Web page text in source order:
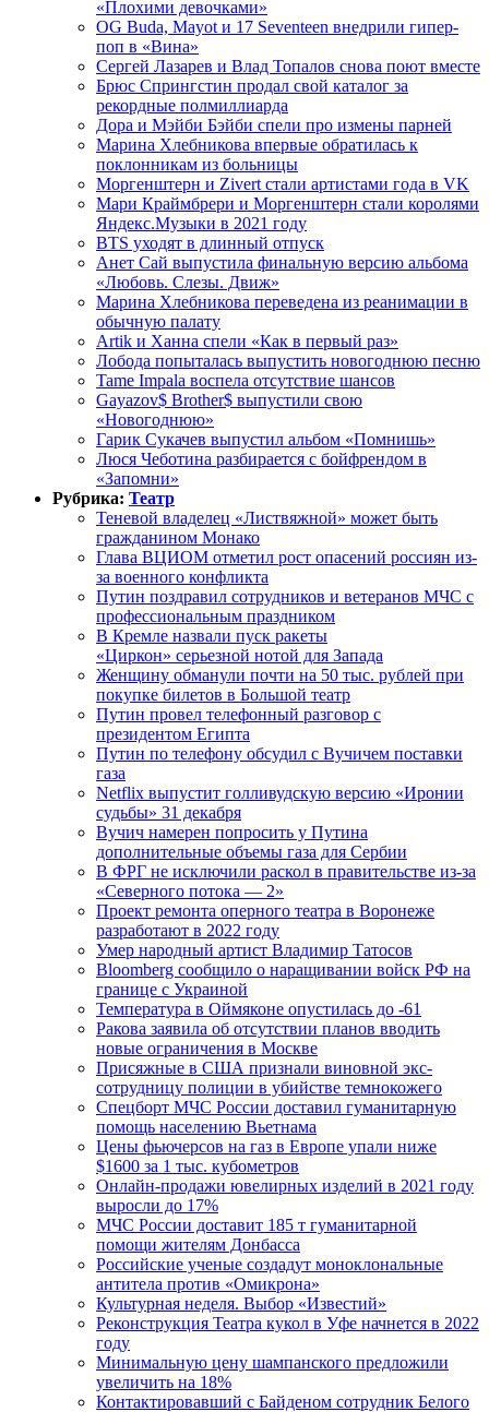
«Плохими девочками»
OG Buda, Mayot и 17 Seventeen внедрили гипер-
поп в «Вина»
Сергей Лазарев и Влад Топалов снова поют вместе
Брюс Спрингстин продал свой каталог за
рекордные полмиллиарда
Дора и Мэйби Бэйби спели про измены парней
Марина Хлебникова впервые обратилась к
поклонникам из больницы
Моргенштерн и Zivert стали артистами года в VK
Мари Краймбрери и Моргенштерн стали королями
Яндекс.Музыки в 2021 году
BTS уходят в длинный отпуск
Анет Сай выпустила финальную версию альбома
«Любовь. Слезы. Движ»
Марина Хлебникова переведена из реанимации в
обычную палату
Artik и Ханна спели «Как в первый раз»
Лобода попыталась выпустить новогоднюю песню
Tame Impala воспела отсутствие шансов
Gayazov$ Brother$ выпустили свою
«Новогоднюю»
Гарик Сукачев выпустил альбом «Помнишь»
Люся Чеботина разбирается с бойфрендом в
«Запомни»
Рубрика: Театр
Теневой владелец «Листвяжной» может быть
гражданином Монако
Глава ВЦИОМ отметил рост опасений россиян из-
за военного конфликта
Путин поздравил сотрудников и ветеранов МЧС с
профессиональным праздником
В Кремле назвали пуск ракеты
«Циркон» серьезной нотой для Запада
Женщину обманули почти на 50 тыс. рублей при
покупке билетов в Большой театр
Путин провел телефонный разговор с
президентом Египта
Путин по телефону обсудил с Вучичем поставки
газа
Netflix выпустит голливудскую версию «Иронии
судьбы» 31 декабря
Вучич намерен попросить у Путина
дополнительные объемы газа для Сербии
В ФРГ не исключили раскол в правительстве из-за
«Северного потока — 2»
Проект ремонта оперного театра в Воронеже
разработают в 2022 году
Умер народный артист Владимир Татосов
Bloomberg сообщило о наращивании войск РФ на
границе с Украиной
Температура в Оймяконе опустилась до -61
Ракова заявила об отсутствии планов вводить
новые ограничения в Москве
Присяжные в США признали виновной экс-
сотрудницу полиции в убийстве темнокожего
Спецборт МЧС России доставил гуманитарную
помощь населению Вьетнама
Цены фьючерсов на газ в Европе упали ниже
$1600 за 1 тыс. кубометров
Онлайн-продажи ювелирных изделий в 2021 году
выросли до 17%
МЧС России доставит 185 т гуманитарной
помощи жителям Донбасса
Российские ученые создадут моноклональные
антитела против «Омикрона»
Культурная неделя. Выбор «Известий»
Реконструкция Театра кукол в Уфе начнется в 2022
году
Минимальную цену шампанского предложили
увеличить на 18%
Контактировавший с Байденом сотрудник Белого